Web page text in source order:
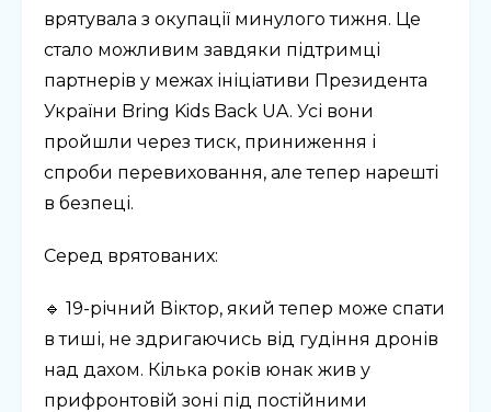
врятувала з окупації минулого тижня. Це
стало можливим завдяки підтримці
партнерів у межах ініціативи Президента
України Bring Kids Back UA. Усі вони
пройшли через тиск, приниження і
спроби перевиховання, але тепер нарешті
в безпеці.
Серед врятованих:
🔹 19-річний Віктор, який тепер може спати
в тиші, не здригаючись від гудіння дронів
над дахом. Кілька років юнак жив у
прифронтовій зоні під постійними